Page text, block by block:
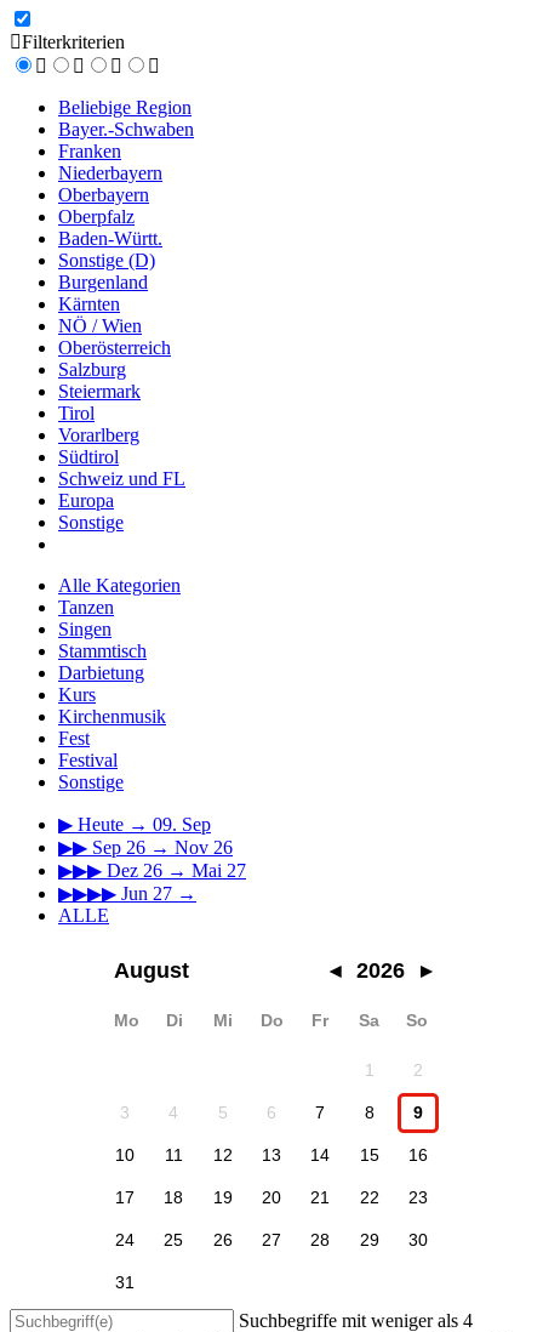
Filterkriterien
Beliebige Region
Bayer.-Schwaben
Franken
Niederbayern
Oberbayern
Oberpfalz
Baden-Württ.
Sonstige (D)
Burgenland
Kärnten
NÖ / Wien
Oberösterreich
Salzburg
Steiermark
Tirol
Vorarlberg
Südtirol
Schweiz und FL
Europa
Sonstige
Alle Kategorien
Tanzen
Singen
Stammtisch
Darbietung
Kurs
Kirchenmusik
Fest
Festival
Sonstige
▶ Heute → 09. Sep
▶▶ Sep 26 → Nov 26
▶▶▶ Dez 26 → Mai 27
▶▶▶▶ Jun 27 →
ALLE
August ◂ 2026 ▸
Mo Di Mi Do Fr Sa So
1 2
3 4 5 6 7 8 9
10 11 12 13 14 15 16
17 18 19 20 21 22 23
24 25 26 27 28 29 30
31
Suchbegriffe mit weniger als 4